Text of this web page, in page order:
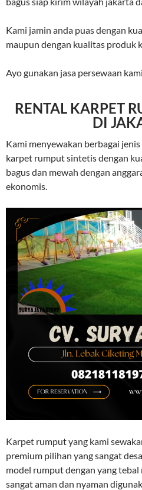
Kami jamin anda puas dengan
maupun dengan kualitas produk
Ayo gunakan jasa persewaan
RENTAL KARPET
DI
Kami menyewakan berbagai
karpet rumput sintetis dengan
bagus dan mewah dengan
ekonomis.
Karpet rumput yang kami
premium pilihan yang sangat
model rumput dengan yang tebal
sangat aman dan nyaman